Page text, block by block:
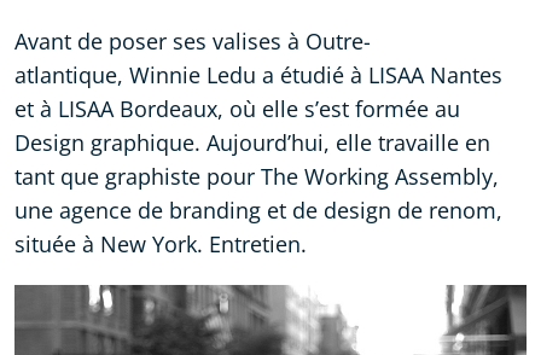
Avant de poser ses valises à Outre-
atlantique, Winnie Ledu a étudié à LISAA Nantes
et à LISAA Bordeaux, où elle s’est formée au
Design graphique. Aujourd’hui, elle travaille en
tant que graphiste pour The Working Assembly,
une agence de branding et de design de renom,
située à New York. Entretien.